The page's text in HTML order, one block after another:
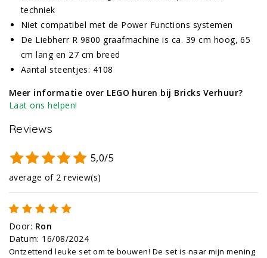
techniek
Niet compatibel met de Power Functions systemen
De Liebherr R 9800 graafmachine is ca. 39 cm hoog, 65
cm lang en 27 cm breed
Aantal steentjes: 4108
Meer informatie over LEGO huren bij Bricks Verhuur?
Laat ons helpen!
Reviews
5,0/5
average of 2 review(s)
Door: Ron
Datum: 16/08/2024
Ontzettend leuke set om te bouwen! De set is naar mijn mening